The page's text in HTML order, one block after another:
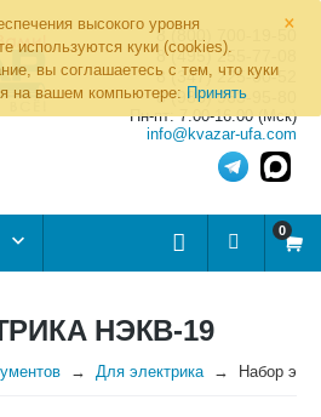
×
высокого уровня
используются куки (cookies).
вы соглашаетесь с тем, что куки
на вашем компьютере: Принять
8 (800) 700-19-50
8 (495) 255-77-08
8 (347) 225-00-52
8 (986) 963-95-80
Пн-пт: 7.00-16.00 (Мск)
info@kvazar-ufa.com
0
НЭКВ-19
Для электрика Набор